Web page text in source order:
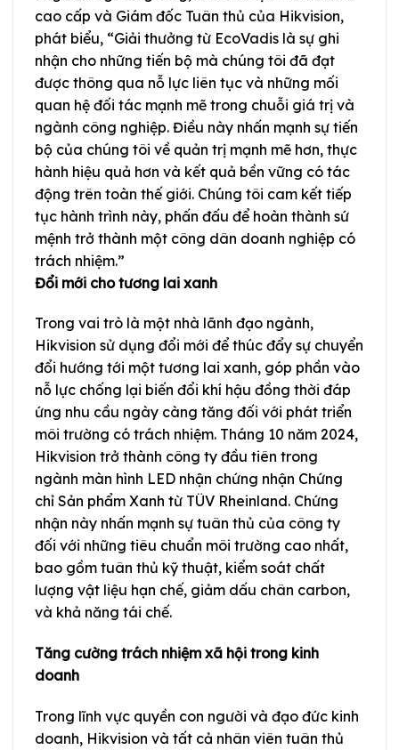
cao cấp và Giám đốc Tuân thủ của Hikvision,
phát biểu, “Giải thưởng từ EcoVadis là sự ghi
nhận cho những tiến bộ mà chúng tôi đã đạt
được thông qua nỗ lực liên tục và những mối
quan hệ đối tác mạnh mẽ trong chuỗi giá trị và
ngành công nghiệp. Điều này nhấn mạnh sự tiến
bộ của chúng tôi về quản trị mạnh mẽ hơn, thực
hành hiệu quả hơn và kết quả bền vững có tác
động trên toàn thế giới. Chúng tôi cam kết tiếp
tục hành trình này, phấn đấu để hoàn thành sứ
mệnh trở thành một công dân doanh nghiệp có
trách nhiệm.”
Đổi mới cho tương lai xanh
Trong vai trò là một nhà lãnh đạo ngành,
Hikvision sử dụng đổi mới để thúc đẩy sự chuyển
đổi hướng tới một tương lai xanh, góp phần vào
nỗ lực chống lại biến đổi khí hậu đồng thời đáp
ứng nhu cầu ngày càng tăng đối với phát triển
môi trường có trách nhiệm. Tháng 10 năm 2024,
Hikvision trở thành công ty đầu tiên trong
ngành màn hình LED nhận chứng nhận Chứng
chỉ Sản phẩm Xanh từ TÜV Rheinland. Chứng
nhận này nhấn mạnh sự tuân thủ của công ty
đối với những tiêu chuẩn môi trường cao nhất,
bao gồm tuân thủ kỹ thuật, kiểm soát chất
lượng vật liệu hạn chế, giảm dấu chân carbon,
và khả năng tái chế.
Tăng cường trách nhiệm xã hội trong kinh
doanh
Trong lĩnh vực quyền con người và đạo đức kinh
doanh, Hikvision và tất cả nhân viên tuân thủ